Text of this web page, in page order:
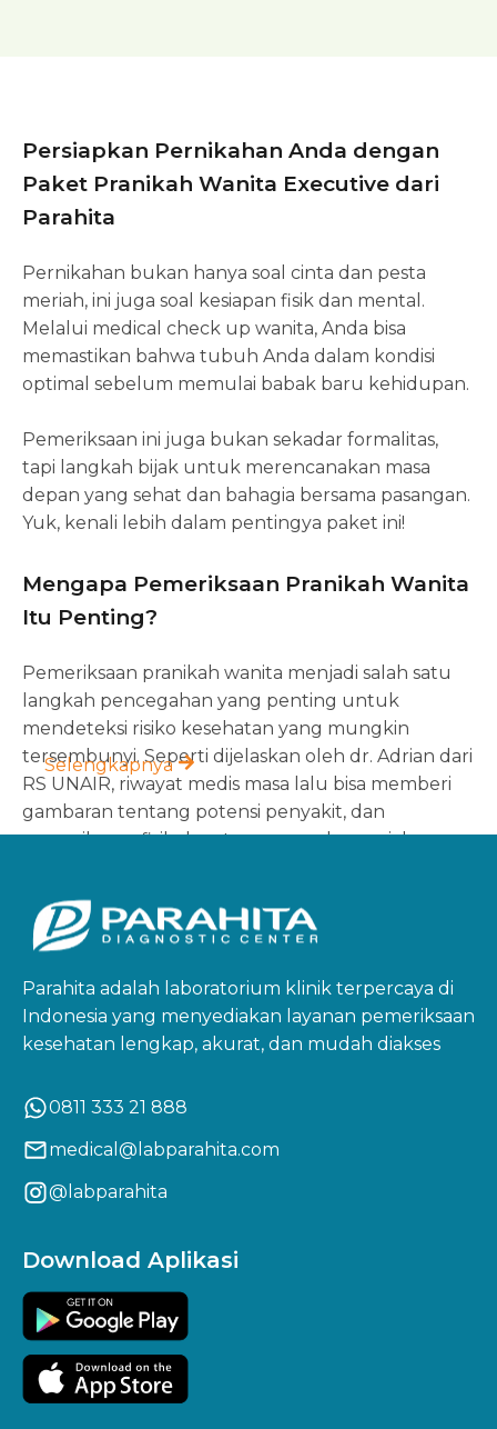
Persiapkan Pernikahan Anda dengan
Paket Pranikah Wanita Executive dari
Parahita
Pernikahan bukan hanya soal cinta dan pesta
meriah, ini juga soal kesiapan fisik dan mental.
Melalui medical check up wanita, Anda bisa
memastikan bahwa tubuh Anda dalam kondisi
optimal sebelum memulai babak baru kehidupan.
Pemeriksaan ini juga bukan sekadar formalitas,
tapi langkah bijak untuk merencanakan masa
depan yang sehat dan bahagia bersama pasangan.
Yuk, kenali lebih dalam pentingya paket ini!
Mengapa Pemeriksaan Pranikah Wanita
Itu Penting?
Pemeriksaan pranikah wanita menjadi salah satu
langkah pencegahan yang penting untuk
mendeteksi risiko kesehatan yang mungkin
tersembunyi. Seperti dijelaskan oleh dr. Adrian dari
RS UNAIR, riwayat medis masa lalu bisa memberi
gambaran tentang potensi penyakit, dan
pemeriksaan fisik dapat mengungkap gejala yang
Lewat screening laboratorium, banyak penyakit
yang sebelumnya tidak terdeteksi dapat diketahui
gangguan hormonal, dan bahkan potensi
ketidaksuburan. Misalnya, infeksi toksoplasma bisa
menyebabkan keguguran atau cacat bawaan
diketahui dan ditangani sejak awal.
Tak hanya itu, penyakit seperti diabetes juga bisa
terdeteksi lewat pemeriksaan ini. Jika diketahui
hidup sehat agar kehamilan berlangsung aman.
Intinya, pemeriksaan ini bukan hanya menjaga
kesehatan Anda sebagai wanita, tapi juga sebagai
calon ibu di masa depan.
Apa Itu Paket Pranikah Wanita Executive
Selengkapnya
Parahita adalah laboratorium klinik terpercaya di
Indonesia yang menyediakan layanan pemeriksaan
kesehatan lengkap, akurat, dan mudah diakses
0811 333 21 888
medical@labparahita.com
@labparahita
Download Aplikasi